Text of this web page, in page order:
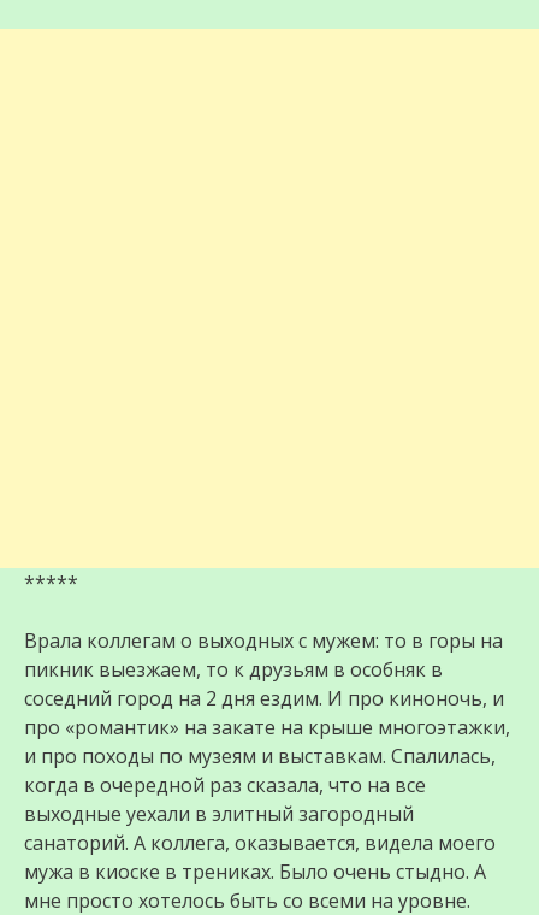
*****
Врала коллегам о выходных с мужем: то в горы на
пикник выезжаем, то к друзьям в особняк в
соседний город на 2 дня ездим. И про киноночь, и
про «романтик» на закате на крыше многоэтажки,
и про походы по музеям и выставкам. Спалилась,
когда в очередной раз сказала, что на все
выходные уехали в элитный загородный
санаторий. А коллега, оказывается, видела моего
мужа в киоске в трениках. Было очень стыдно. А
мне просто хотелось быть со всеми на уровне.